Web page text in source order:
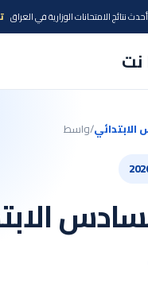
نتائج الامتحانات الوزارية في العراق
نت
الابتدائي/واسط